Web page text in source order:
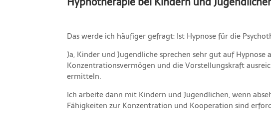
Das werde ich häufiger gefragt: Ist Hypnose für die
Ja, Kinder und Jugendliche sprechen sehr gut auf
Konzentrationsvermögen und die Vorstellungskraft
ermitteln.
Ich arbeite dann mit Kindern und Jugendlichen, wenn
Fähigkeiten zur Konzentration und Kooperation sind